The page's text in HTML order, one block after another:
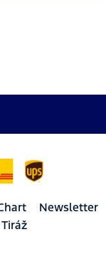
Newsletter
Tiráž